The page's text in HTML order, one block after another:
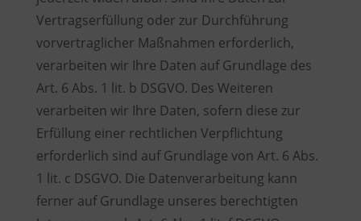
Vertragserfüllung oder zur Durchführung
vorvertraglicher Maßnahmen erforderlich,
verarbeiten wir Ihre Daten auf Grundlage des
Art. 6 Abs. 1 lit. b DSGVO. Des Weiteren
verarbeiten wir Ihre Daten, sofern diese zur
Erfüllung einer rechtlichen Verpflichtung
erforderlich sind auf Grundlage von Art. 6 Abs.
1 lit. c DSGVO. Die Datenverarbeitung kann
ferner auf Grundlage unseres berechtigten